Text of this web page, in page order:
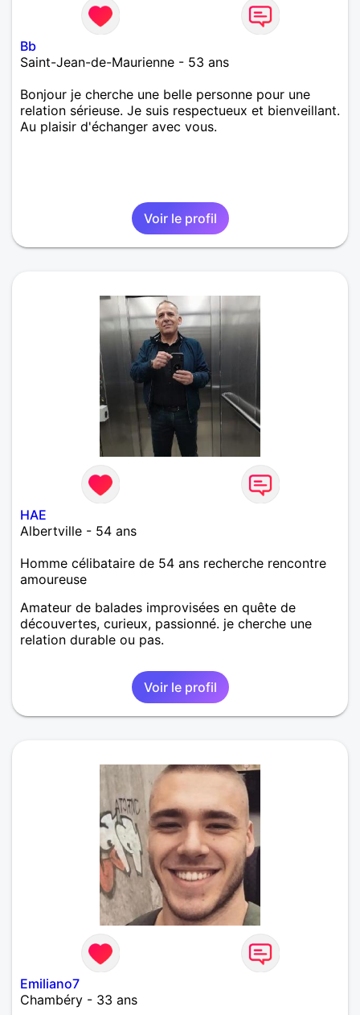
Bb
Saint-Jean-de-Maurienne - 53 ans
Bonjour je cherche une belle personne pour une
relation sérieuse. Je suis respectueux et bienveillant.
Au plaisir d'échanger avec vous.
Voir le profil
HAE
Albertville - 54 ans
Homme célibataire de 54 ans recherche rencontre
amoureuse
Amateur de balades improvisées en quête de
découvertes, curieux, passionné. je cherche une
relation durable ou pas.
Voir le profil
Emiliano7
Chambéry - 33 ans